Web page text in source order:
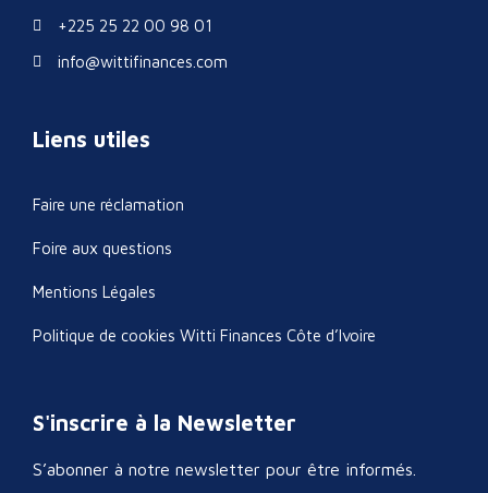
+225 25 22 00 98 01
info@wittifinances.com
Liens utiles
Faire une réclamation
Foire aux questions
Mentions Légales
Politique de cookies Witti Finances Côte d’Ivoire
S'inscrire à la Newsletter
S’abonner à notre newsletter pour être informés.